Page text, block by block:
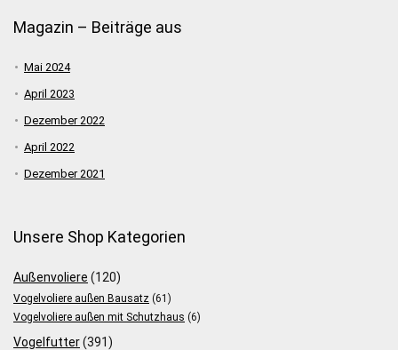
Magazin – Beiträge aus
Mai 2024
April 2023
Dezember 2022
April 2022
Dezember 2021
Unsere Shop Kategorien
Außenvoliere (120)
Vogelvoliere außen Bausatz (61)
Vogelvoliere außen mit Schutzhaus (6)
Vogelfutter(391)